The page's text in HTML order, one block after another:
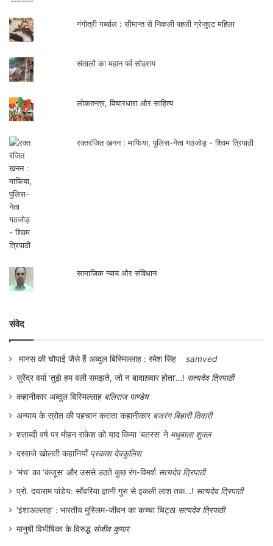
बेरोजगार युवाओं को अपने एक निर्णय से पटना के
गांधी मैदान में न्युक्ति पत्र समारोहपूर्वक वितरित कर
उनके जीवन में खुशियों का संचार कर दिया। उस
समय मेरे परिवार में भाई के साथ पूरे परिवार की खुशी
का कारण कर्पूरी ठाकुर सरकार के साहसिक निर्णय ही
थे।
कर्पूरी ठाकुर जीवनभर ईमानदारी का जीता जागता
प्रमाण बने रहे। घोर आलोचक भी उनकी ईमानदारी
पर अंगुली उठाने का साहस नहीं दिखा पाते थे।
समाजवादी विचार और मूल्य उनके जीवन, वचन और
कर्म में मानों रच बस गए थे। लोहिया के अनन्य
सहयोगी और लोकनायक जे. पी. तथा आचार्य नरेंद्र
देव के सच्चे अनुयाई कर्पूरी ठाकुर को बिहार की
जनता ने प्यार से जननायक का सम्मान दिया है।
कर्पूरी ठाकुर ने बिहार में जे. पी. आन्दोलन में महत्त्वपूर्ण
भूमिका निभायी और आपातकाल के बाद जब जनता
गंगोत्री गर्ब्याल : सीमान्त से निकली पहली ग्रेजुएट महिला
संतालों का महान पर्व सोहराय
लोकतन्त्र, विचारधारा और साहित्य
रक्तरंजित खनन : माफिया, पुलिस-नेता गठजोड़ - शिवम त्रिपाठी
सामाजिक न्याय और संविधान
संवेद
मानस की चौपाई जैसे हैं अब्दुल बिस्मिल्लाह : रमेश सिंह
samved
सुरेंद्र वर्मा ‘तुझे हम वली समझते, जो न बादाख़्वार होता’…! सत्यदेव त्रिपाठी
कहानीकार अब्दुल बिस्मिल्लाह बलिराज पाण्डेय
अन्याय के स्रोत की पहचान कराता कहानीकार बजरंग बिहारी तिवारी
शताब्दी वर्ष पर मोहन राकेश को याद किया ‘बतरस’ ने मधुबाला शुक्ल
दरवाजे खोलती कहानियाँ प्रकाश देवकुलिश
‘मंच’ का ‘कंजूस’ और उससे उठते कुछ रंग-विमर्श सत्यदेव त्रिपाठी
प्रो. दयाराम पांडेय: साँवरिया ज्ञानी गुरु से इकली लाश तक…! सत्यदेव त्रिपाठी
‘इंशाअल्लाह’ : भारतीय मुस्लिम-जीवन का कच्चा चिट्ठा सत्यदेव त्रिपाठी
मानुषी विभीषिका के विरुद्ध संजीव कुमार